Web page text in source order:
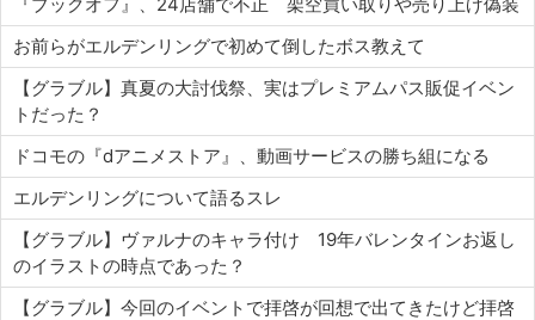
お前らがエルデンリングで初めて倒したボス教えて
【グラブル】真夏の大討伐祭、実はプレミアムパス販促イベン
トだった？
ドコモの『dアニメストア』、動画サービスの勝ち組になる
エルデンリングについて語るスレ
【グラブル】ヴァルナのキャラ付け 19年バレンタインお返し
のイラストの時点であった？
【グラブル】今回のイベントで拝啓が回想で出てきたけど拝啓